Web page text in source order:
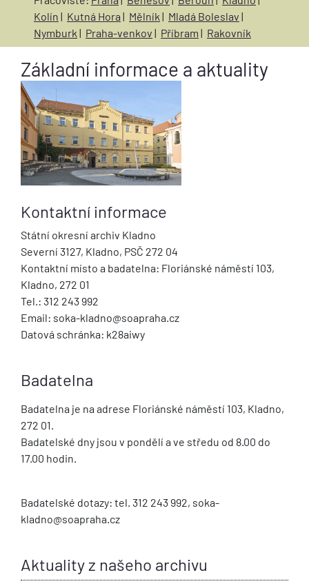
Kolín | Kutná Hora | Mělník | Mladá Boleslav |
Nymburk | Praha-venkov | Příbram | Rakovník
Základní informace a aktuality
Kontaktní informace
Státní okresní archiv Kladno
Severní 3127, Kladno, PSČ 272 04
Kontaktní místo a badatelna: Floriánské náměstí 103,
Kladno, 272 01
Tel.: 312 243 992
Email: soka-kladno@soapraha.cz
Datová schránka: k28aiwy
Badatelna
Badatelna je na adrese Floriánské náměstí 103, Kladno,
272 01.
Badatelské dny jsou v pondělí a ve středu od 8.00 do
17.00 hodin.
Badatelské dotazy: tel. 312 243 992, soka-
kladno@soapraha.cz
Aktuality z našeho archivu